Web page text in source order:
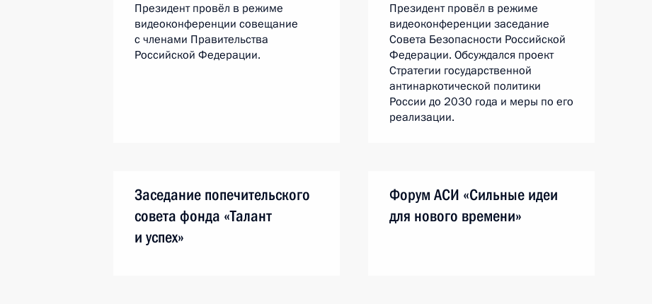
Президент провёл в режиме
видеоконференции совещание
с членами Правительства
Российской Федерации.
Президент провёл в режиме
видеоконференции заседание
Совета Безопасности Российской
Федерации. Обсуждался проект
Стратегии государственной
антинаркотической политики
России до 2030 года и меры по его
реализации.
Заседание попечительского
совета фонда «Талант
и успех»
Форум АСИ «Сильные идеи
для нового времени»